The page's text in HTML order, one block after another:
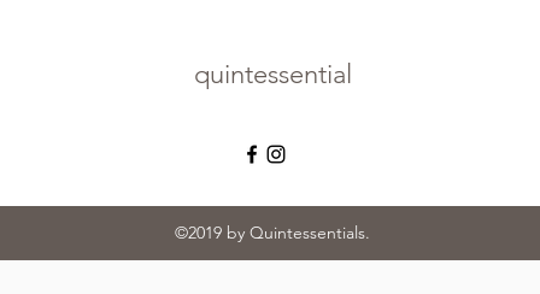
quintessential
©2019 by Quintessentials.